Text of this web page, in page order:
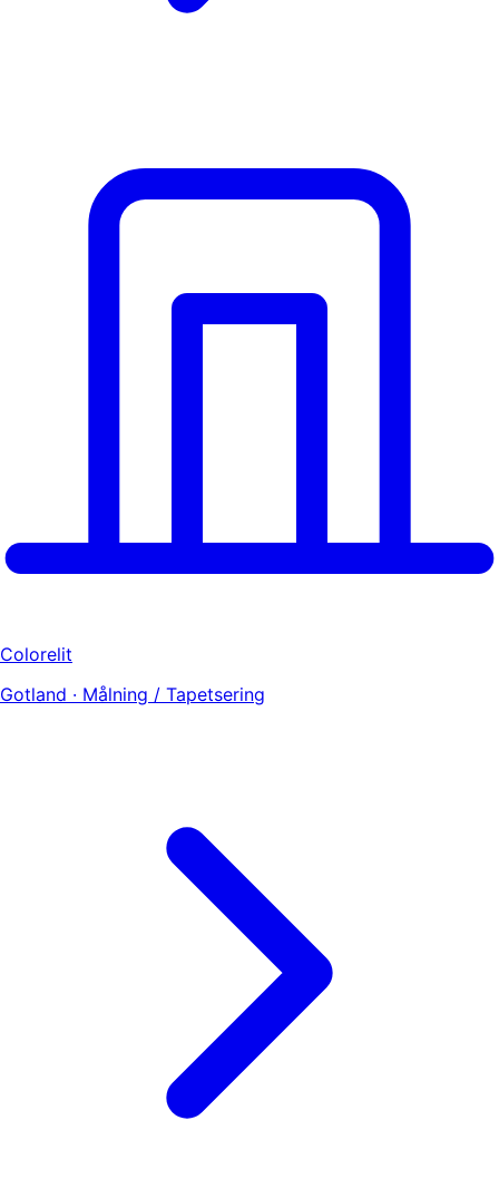
Colorelit
Gotland · Målning / Tapetsering